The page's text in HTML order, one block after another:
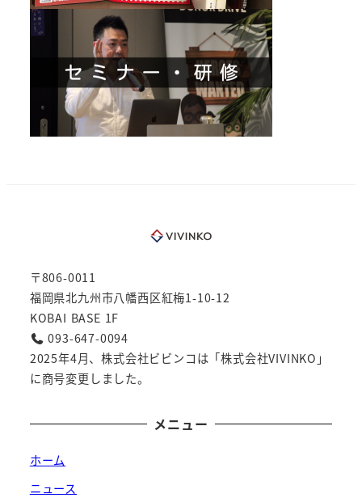
〒806-0011
福岡県北九州市八幡西区紅梅1-10-12
KOBAI BASE 1F
093-647-0094
2025年4月、株式会社ビビンコは「株式会社VIVINKO」
に商号変更しました。
メニュー
ホーム
ニュース